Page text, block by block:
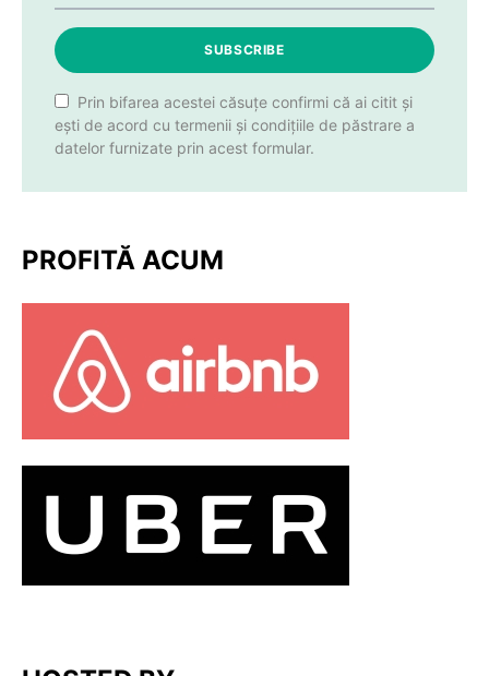
SUBSCRIBE
Prin bifarea acestei căsuțe confirmi că ai citit și
ești de acord cu termenii și condițiile de păstrare a
datelor furnizate prin acest formular.
PROFITĂ ACUM